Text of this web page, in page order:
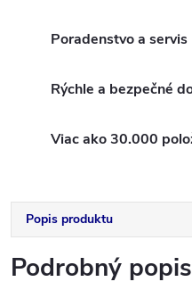
Poradenstvo a servis
Rýchle a bezpečné
Viac ako 30.000
Popis produktu
Podrobný popis